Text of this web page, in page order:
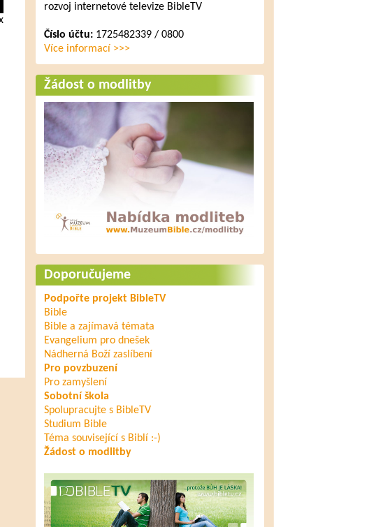
rozvoj internetové televize BibleTV
Číslo účtu:1725482339 / 0800
Více informací >>>
Žádost o modlitby
Doporučujeme
Podpořte projekt BibleTV
Bible
Bible a zajímavá témata
Evangelium pro dnešek
Nádherná Boží zaslíbení
Pro povzbuzení
Pro zamyšlení
Sobotní škola
Spolupracujte s BibleTV
Studium Bible
Téma související s Biblí :-)
Žádost o modlitby